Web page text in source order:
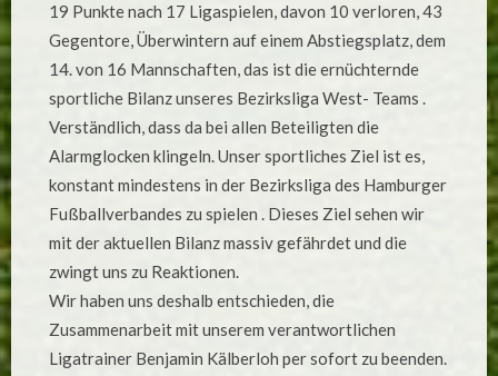
AUF
SPORTLICHEN
NIEDERGANG
19 Punkte nach 17 Ligaspielen, davon 10 verloren, 43
Gegentore, Überwintern auf einem Abstiegsplatz, dem
14. von 16 Mannschaften, das ist die ernüchternde
sportliche Bilanz unseres Bezirksliga West- Teams .
Verständlich, dass da bei allen Beteiligten die
Alarmglocken klingeln. Unser sportliches Ziel ist es,
konstant mindestens in der Bezirksliga des Hamburger
Fußballverbandes zu spielen . Dieses Ziel sehen wir
mit der aktuellen Bilanz massiv gefährdet und die
zwingt uns zu Reaktionen.
Wir haben uns deshalb entschieden, die
Zusammenarbeit mit unserem verantwortlichen
Ligatrainer Benjamin Kälberloh per sofort zu beenden.